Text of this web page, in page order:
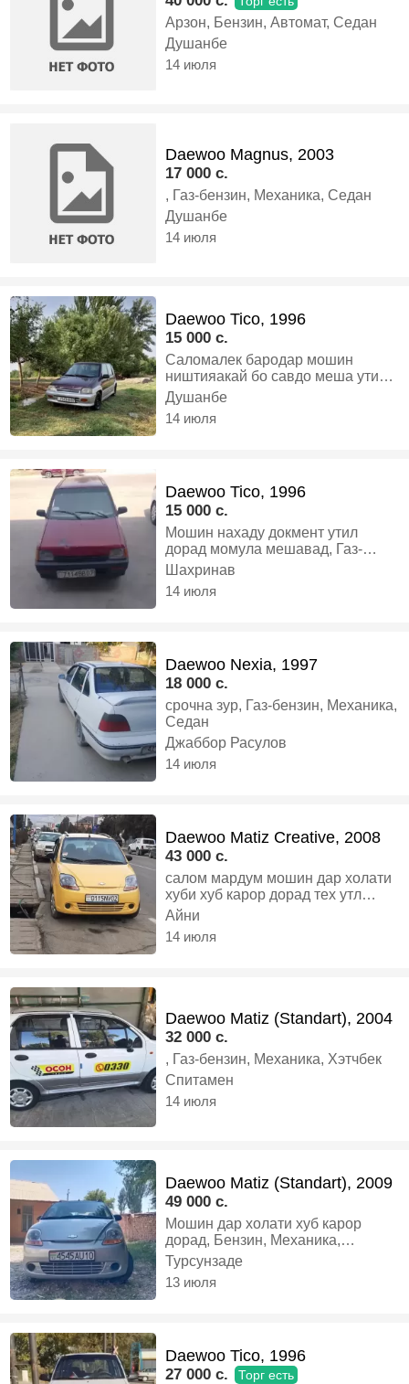
Арзон, Бензин, Автомат, Седан
Душанбе
14 июля
Daewoo Magnus, 2003
17 000 c.
, Газ-бензин, Механика, Седан
Душанбе
14 июля
Daewoo Tico, 1996
15 000 c.
Саломалек бародар мошин
ништияакай бо савдо меша утил
ҳучатош 1 солаҳа, Бензин,
Механика, Хэтчбек
Душанбе
14 июля
Daewoo Tico, 1996
15 000 c.
Мошин нахаду докмент утил
дорад момула мешавад, Газ-
бензин, Механика, Хэтчбек
Шахринав
14 июля
Daewoo Nexia, 1997
18 000 c.
срочна зур, Газ-бензин, Механика,
Седан
Джаббор Расулов
14 июля
Daewoo Matiz Creative, 2008
43 000 c.
салом мардум мошин дар холати
хуби хуб карор дорад тех утл
2026 кардаги балоно нав холати
мархамат боз каму тум муомила
Айни
14 июля
Daewoo Matiz (Standart), 2004
32 000 c.
, Газ-бензин, Механика, Хэтчбек
Спитамен
14 июля
Daewoo Matiz (Standart), 2009
49 000 c.
Мошин дар холати хуб карор
дорад, Бензин, Механика,
Хэтчбек
Турсунзаде
13 июля
Daewoo Tico, 1996
27 000 c. Торг есть